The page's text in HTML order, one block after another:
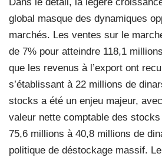
global masque des dynamiques
marchés. Les ventes sur le
de 7% pour atteindre 118,1
que les revenus à l’export ont
s’établissant à 22 millions de
stocks a été un enjeu majeur,
valeur nette comptable des
75,6 millions à 40,8 millions de
politique de déstockage massif.